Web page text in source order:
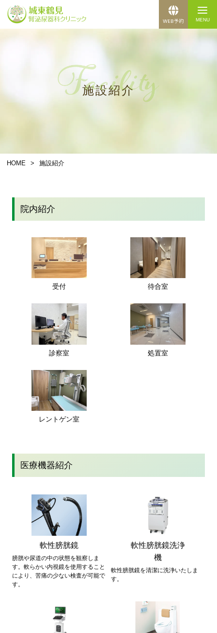
施設紹介
HOME > 施設紹介
院内紹介
受付 待合室
診察室 処置室
レントゲン室
医療機器紹介
軟性膀胱鏡
膀胱や尿道の中の状態を観察しま
す。軟らかい内視鏡を使用すること
により、苦痛の少ない検査が可能で
す。
軟性膀胱鏡洗浄
機
軟性膀胱鏡を清潔に洗浄いたしま
す。